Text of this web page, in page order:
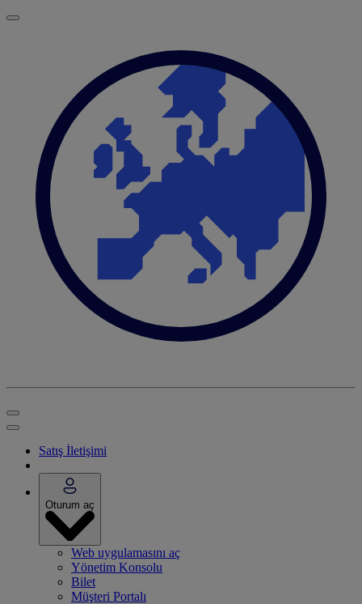
Satış İletişimi
Oturum aç
Web uygulamasını aç
Yönetim Konsolu
Bilet
Müşteri Portalı